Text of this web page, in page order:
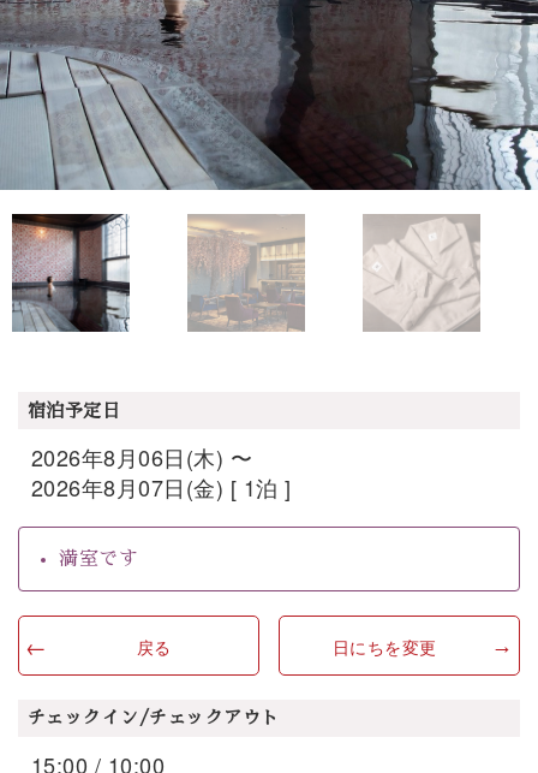
宿泊予定日
2026年8月06日(木) 〜
2026年8月07日(金) [ 1泊 ]
満室です
戻る 日にちを変更
チェックイン/チェックアウト
15:00 / 10:00